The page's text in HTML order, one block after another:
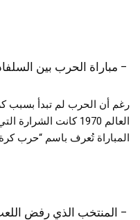
– مباراة الحرب بين
رغم أن الحرب لم تبدأ بسبب
العالم 1970 كانت
المباراة تُعرف باسم “حرب
– المنتخب الذي رفض